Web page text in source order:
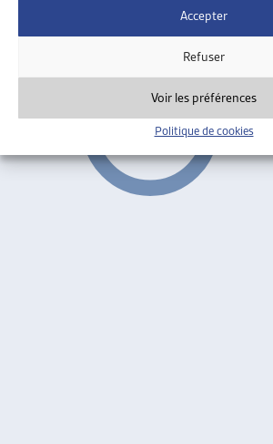
Accepter
Refuser
Voir les préférences
Politique de cookies
Prévention et désendettement